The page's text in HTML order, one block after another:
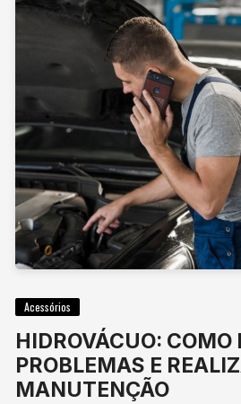
Acessórios
HIDROVÁCUO: COMO
PROBLEMAS E
MANUTENÇÃO